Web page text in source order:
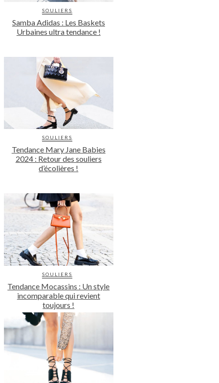
SOULIERS
Samba Adidas : Les Baskets
Urbaines ultra tendance !
SOULIERS
Tendance Mary Jane Babies
2024 : Retour des souliers
d’écolières !
SOULIERS
Tendance Mocassins : Un style
incomparable qui revient
toujours !